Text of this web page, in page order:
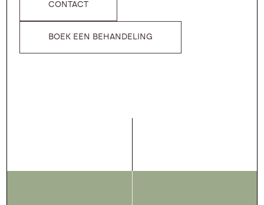
CONTACT
BOEK EEN BEHANDELING